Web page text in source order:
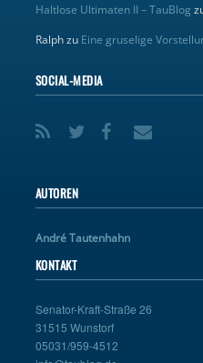
Haltlose Ultimaten II – TauBlog
Ralphzu Eine gruselige
SOCIAL-MEDIA
AUTOREN
André Tautenhahn
KONTAKT
Senator-Kraft-Straße 26
31515 Wunstorf
05031/959-4512